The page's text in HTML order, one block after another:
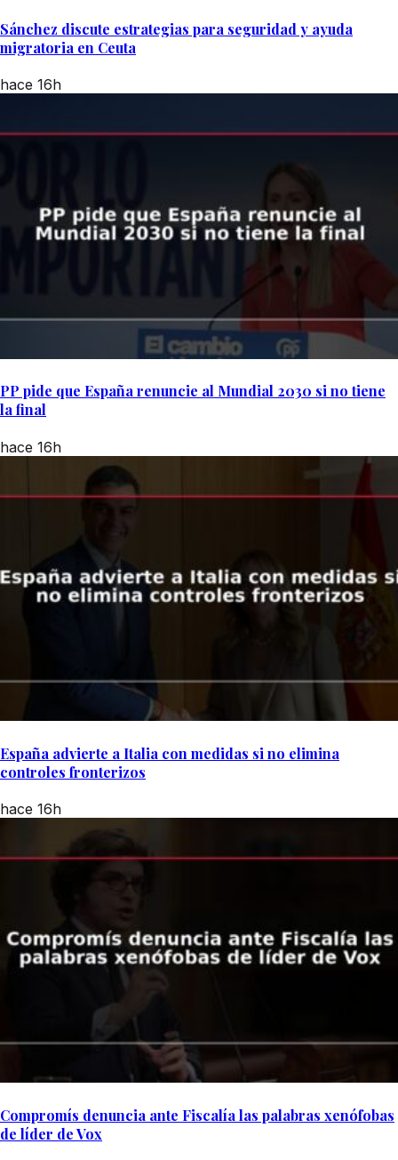
Sánchez discute estrategias para seguridad y ayuda
migratoria en Ceuta
hace 16h
PP pide que España renuncie al Mundial 2030 si no tiene
la final
hace 16h
España advierte a Italia con medidas si no elimina
controles fronterizos
hace 16h
Compromís denuncia ante Fiscalía las palabras xenófobas
de líder de Vox